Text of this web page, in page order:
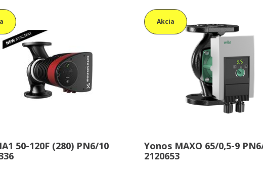
cirkulačné zariadenia.
50-120F (280) PN6/10
Akcia
Yonos MAXO 65/0,5-9
2120653